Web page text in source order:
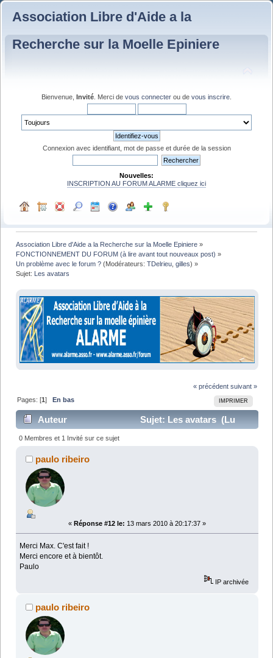
Association Libre d'Aide a la
Recherche sur la Moelle Epiniere
Bienvenue, Invité . Merci de vous connecter ou de vous inscrire
Connexion avec identifiant, mot de passe et durée de la session
Nouvelles:
INSCRIPTION AU FORUM ALARME cliquez ici
Association Libre d'Aide a la Recherche sur la Moelle Epiniere »
FONCTIONNEMENT DU FORUM (à lire avant tout nouveaux post) »
Un problème avec le forum ? (Modérateurs:TDelrieu ,gilles) »
Sujet: Les avatars
« précédent suivant »
IMPRIMER
Pages: [1] En bas
Auteur
Sujet: Les avatars (Lu
19565 fois)
0 Membres et 1 Invité sur ce sujet
paulo ribeiro
« Réponse #12 le: 13 mars 2010 à 20:17:37 »
Merci Max. C'est fait !
Merci encore et à bientôt.
Paulo
IP archivée
paulo ribeiro